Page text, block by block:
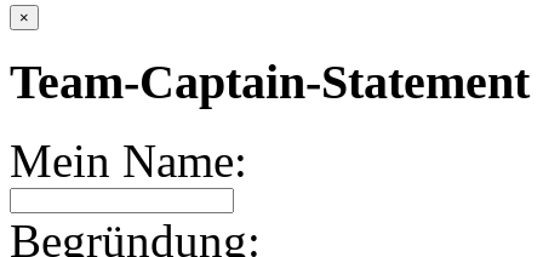
×
Team-Captain-
Mein Name:
Begründung: